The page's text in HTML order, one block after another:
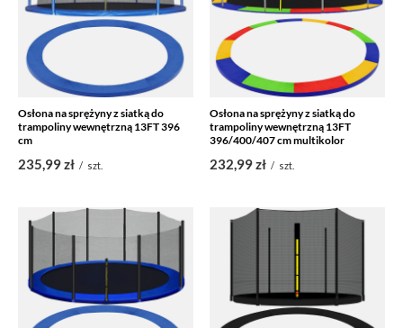
Osłona na sprężyny z siatką do
trampoliny wewnętrzną 13FT 396
cm
235,99 zł / szt.
Osłona na sprężyny z siatką do
trampoliny wewnętrzną 13FT
396/400/407 cm multikolor
232,99 zł / szt.